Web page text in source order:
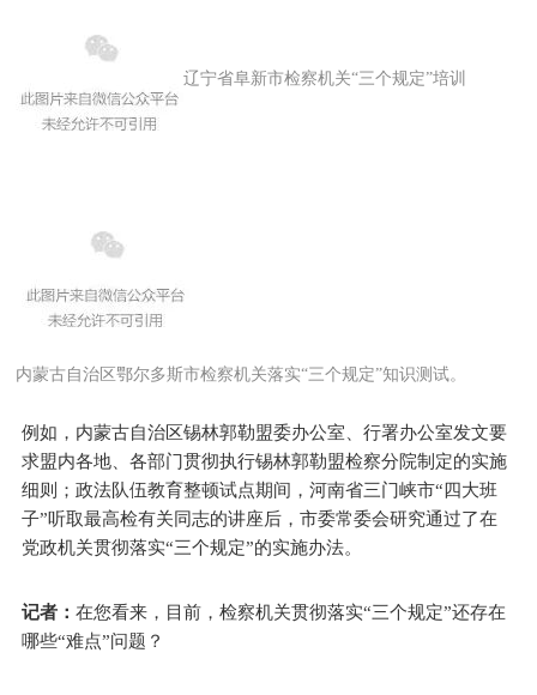
辽宁省阜新市检察机关“三个规定”培训
内蒙古自治区鄂尔多斯市检察机关落实“三个规定”知识测试。
例如，内蒙古自治区锡林郭勒盟委办公室、行署办公室发文要
求盟内各地、各部门贯彻执行锡林郭勒盟检察分院制定的实施
细则；政法队伍教育整顿试点期间，河南省三门峡市“四大班
子”听取最高检有关同志的讲座后，市委常委会研究通过了在
党政机关贯彻落实“三个规定”的实施办法。
记者：在您看来，目前，检察机关贯彻落实“三个规定”还存在
哪些“难点”问题？